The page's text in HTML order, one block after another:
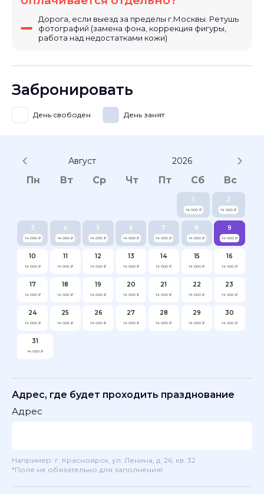
высоких тёмных потолков и т.д.
Дорога, если выезд за пределы г.Москвы. Ретушь
фотографий (замена фона, коррекция фигуры,
работа над недостатками кожи)
Забронировать
День свободен День занят
Август 2026
Пн Вт Ср Чт Пт Сб Вс
1
14 000 ₽
2
14 000 ₽
3
14 000 ₽
4
14 000 ₽
5
14 000 ₽
6
14 000 ₽
7
14 000 ₽
8
14 000 ₽
9
14 000 ₽
10
14 000 ₽
11
14 000 ₽
12
14 000 ₽
13
14 000 ₽
14
14 000 ₽
15
14 000 ₽
16
14 000 ₽
17
14 000 ₽
18
14 000 ₽
19
14 000 ₽
20
14 000 ₽
21
14 000 ₽
22
14 000 ₽
23
14 000 ₽
24
14 000 ₽
25
14 000 ₽
26
14 000 ₽
27
14 000 ₽
28
14 000 ₽
29
14 000 ₽
30
14 000 ₽
31
14 000 ₽
Адрес, где будет проходить празднование
Адрес
Например: г. Красноярск, ул. Ленина, д. 26, кв. 32
*Поле не обязательно для заполнения!